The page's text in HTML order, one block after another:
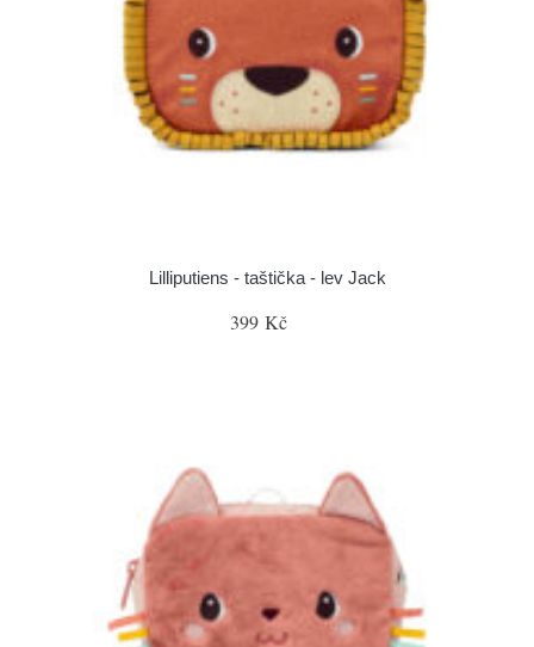
Lilliputiens - taštička - lev Jack
399 Kč